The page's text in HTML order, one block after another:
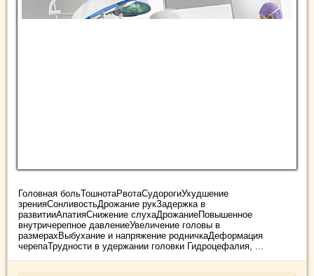
Головная больТошнотаРвотаСудорогиУхудшение
зренияСонливостьДрожание рукЗадержка в
развитииАпатияСнижение слухаДрожаниеПовышенное
внутричерепное давлениеУвеличение головы в
размерахВыбухание и напряжение родничкаДеформация
черепаТрудности в удержании головки Гидроцефалия, ...